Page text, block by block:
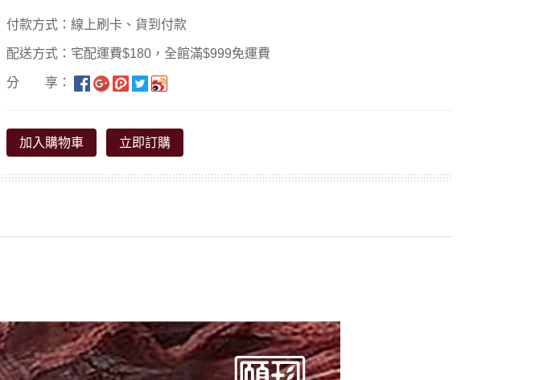
付款方式：線上刷卡、貨到付款
配送方式：宅配運費$180，全館滿$999免運費
分 享：
加入購物車 立即訂購